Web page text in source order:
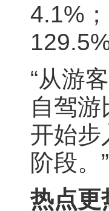
4.1%
“从游
自驾
开始步
阶段
热点更